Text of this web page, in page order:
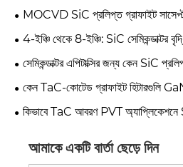
বৈচিত্র্য কীভাবে সমাধান করবেন?
MOCVD SiC প্রলিপ্ত গ্রাফাইট সাসেপ্টর
স্ট্রেস অপ্টিমাইজেশান কেস স্টাডি
4-ইঞ্চি থেকে 8-ইঞ্চি: SiC সেমিকন্ডাক্টর
সেমিকন্ডাক্টর এপিটাক্সির জন্য কেন SiC
কেন TaC-কোটেড গ্রাফাইট
ভবিষ্যত হিসাবে উঠছে
কিভাবে TaC আবরণ PVT অ্যাপ্লিকেশনে
আমাকে একটি বার্তা ছেড়ে দিন